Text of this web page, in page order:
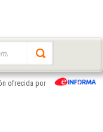
ofrecida por